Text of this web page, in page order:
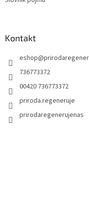
Kontakt
eshop@
736773372
00420 736773372
priroda.regeneruje
prirodaregenerujenas